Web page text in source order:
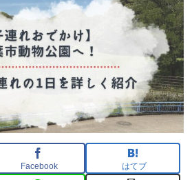
Facebook はてブ